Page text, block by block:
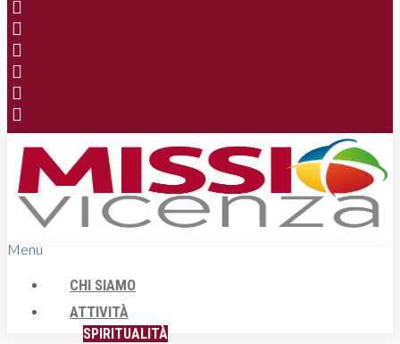
Menu
CHI SIAMO
ATTIVITÀ
SPIRITUALITÀ